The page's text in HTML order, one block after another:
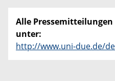
Alle Pressemitteilungen
unter:
http://www.uni-due.de/